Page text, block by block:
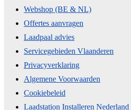
Webshop (BE & NL)
Offertes aanvragen
Laadpaal advies
Servicegebieden Vlaanderen
Privacyverklaring
Algemene Voorwaarden
Cookiebeleid
Laadstation Installeren Nederland